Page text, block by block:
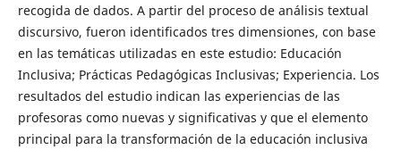
recogida de dados. A partir del proceso de análisis textual
discursivo, fueron identificados tres dimensiones, con base
en las temáticas utilizadas en este estudio: Educación
Inclusiva; Prácticas Pedagógicas Inclusivas; Experiencia. Los
resultados del estudio indican las experiencias de las
profesoras como nuevas y significativas y que el elemento
principal para la transformación de la educación inclusiva